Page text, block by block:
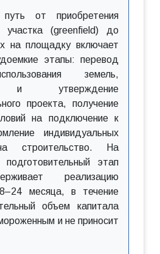
путь от приобретения
участка (greenfield) до
на площадку включает
этапы: перевод
земель,
и утверждение
проекта, получение
на подключение к
индивидуальных
строительство. На
этап
реализацию
месяца, в течение
объем капитала
и не приносит